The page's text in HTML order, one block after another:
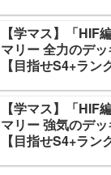
【学マス】「HIF
マリー 全力のデ
【目指せS4+ラン
【学マス】「HIF
マリー 強気のデ
【目指せS4+ラン